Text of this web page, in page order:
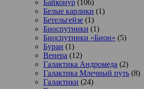
Байконур (106)
Белые карлики (1)
Бетельгейзе (1)
Биоспутники (1)
Биоспутники «Бион» (5)
Буран (1)
Венера (12)
Галактика Андромеда (2)
Галактика Млечный путь (8)
Галактики (24)